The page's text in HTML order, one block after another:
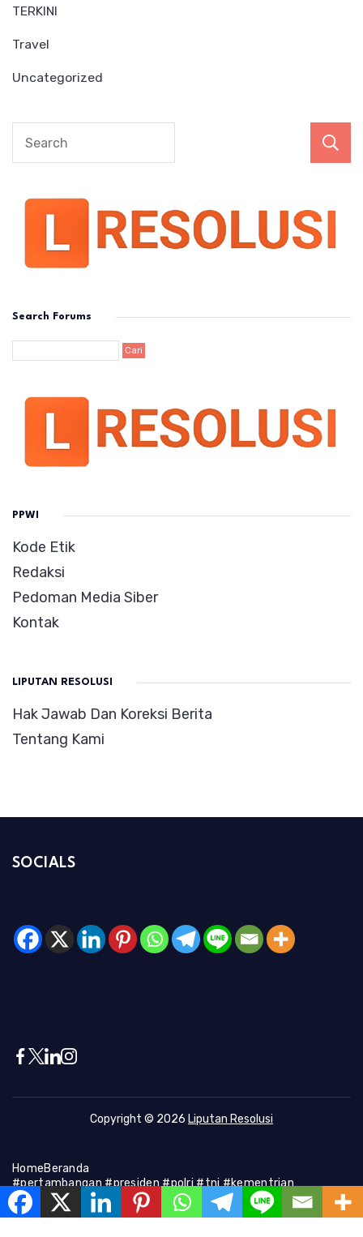
TERKINI
Travel
Uncategorized
Search Forums
PPWI
Kode Etik
Redaksi
Pedoman Media Siber
Kontak
LIPUTAN RESOLUSI
Hak Jawab Dan Koreksi Berita
Tentang Kami
SOCIALS
Copyright © 2026 Liputan Resolusi
HomeBeranda
#pertambangan #presiden #polri #tni #kementrian
#presiden #Kapolri #indonesia